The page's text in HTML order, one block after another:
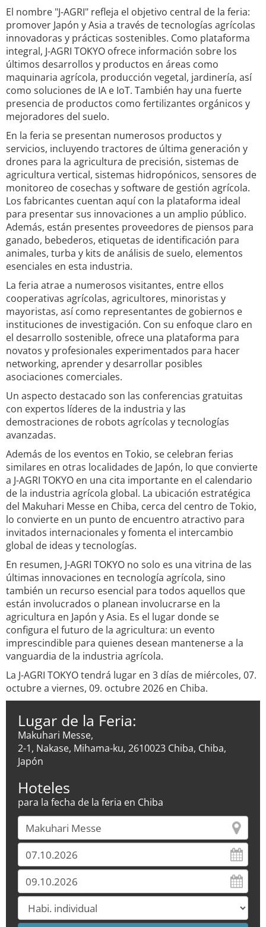
El nombre "J-AGRI" refleja el objetivo central de la feria:
promover Japón y Asia a través de tecnologías agrícolas
innovadoras y prácticas sostenibles. Como plataforma
integral, J-AGRI TOKYO ofrece información sobre los
últimos desarrollos y productos en áreas como
maquinaria agrícola, producción vegetal, jardinería, así
como soluciones de IA e IoT. También hay una fuerte
presencia de productos como fertilizantes orgánicos y
mejoradores del suelo.
En la feria se presentan numerosos productos y
servicios, incluyendo tractores de última generación y
drones para la agricultura de precisión, sistemas de
agricultura vertical, sistemas hidropónicos, sensores de
monitoreo de cosechas y software de gestión agrícola.
Los fabricantes cuentan aquí con la plataforma ideal
para presentar sus innovaciones a un amplio público.
Además, están presentes proveedores de piensos para
ganado, bebederos, etiquetas de identificación para
animales, turba y kits de análisis de suelo, elementos
esenciales en esta industria.
La feria atrae a numerosos visitantes, entre ellos
cooperativas agrícolas, agricultores, minoristas y
mayoristas, así como representantes de gobiernos e
instituciones de investigación. Con su enfoque claro en
el desarrollo sostenible, ofrece una plataforma para
novatos y profesionales experimentados para hacer
networking, aprender y desarrollar posibles
asociaciones comerciales.
Un aspecto destacado son las conferencias gratuitas
con expertos líderes de la industria y las
demostraciones de robots agrícolas y tecnologías
avanzadas.
Además de los eventos en Tokio, se celebran ferias
similares en otras localidades de Japón, lo que convierte
a J-AGRI TOKYO en una cita importante en el calendario
de la industria agrícola global. La ubicación estratégica
del Makuhari Messe en Chiba, cerca del centro de Tokio,
lo convierte en un punto de encuentro atractivo para
invitados internacionales y fomenta el intercambio
global de ideas y tecnologías.
En resumen, J-AGRI TOKYO no solo es una vitrina de las
últimas innovaciones en tecnología agrícola, sino
también un recurso esencial para todos aquellos que
están involucrados o planean involucrarse en la
agricultura en Japón y Asia. Es el lugar donde se
configura el futuro de la agricultura: un evento
imprescindible para quienes desean mantenerse a la
vanguardia de la industria agrícola.
La J-AGRI TOKYO tendrá lugar en 3 días de miércoles, 07.
octubre a viernes, 09. octubre 2026 en Chiba.
Lugar de la Feria:
Makuhari Messe,
2-1, Nakase, Mihama-ku, 2610023 Chiba, Chiba,
Japón
Hoteles
para la fecha de la feria en Chiba